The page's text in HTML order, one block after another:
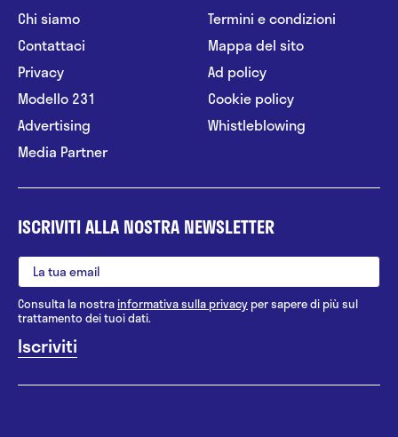
Chi siamo
Contattaci
Privacy
Modello 231
Advertising
Media Partner
Termini e condizioni
Mappa del sito
Ad policy
Cookie policy
Whistleblowing
ISCRIVITI ALLA NOSTRA NEWSLETTER
Consulta la nostrainformativa sulla privacy per sapere di più sul
trattamento dei tuoi dati.